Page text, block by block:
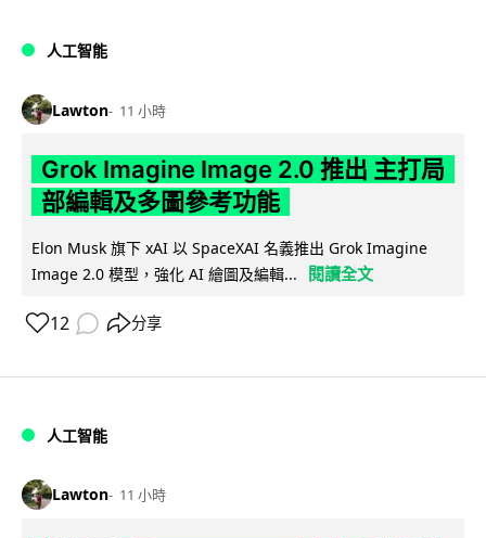
人工智能
Lawton 11 小時
Grok Imagine Image 2.0 推出 主打局
部編輯及多圖參考功能
Elon Musk 旗下 xAI 以 SpaceXAI 名義推出 Grok Imagine
Image 2.0 模型，強化 AI 繪圖及編輯...
閱讀全文
12 分享
人工智能
Lawton 11 小時